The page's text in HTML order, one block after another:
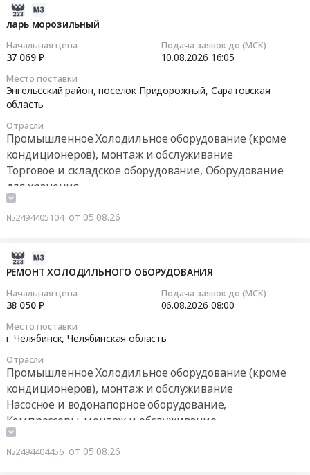
70КМ-
ларь морозильный
Начальная цена
37 069 ₽
Подача заявок до (МСК)
10.08.2026 16:05
Место поставки
Энгельсский район, поселок Придорожный, Саратовская
область
Отрасли
Промышленное Холодильное оборудование (кроме
кондиционеров), монтаж и обслуживание
Торговое и складское оборудование, Оборудование
для хранения
№2494405104 от 05.08.26
РЕМОНТ ХОЛОДИЛЬНОГО ОБОРУДОВАНИЯ
Начальная цена
38 050 ₽
Подача заявок до (МСК)
06.08.2026 08:00
Место поставки
г. Челябинск,Челябинская область
Отрасли
Промышленное Холодильное оборудование (кроме
кондиционеров), монтаж и обслуживание
Насосное и водонапорное оборудование,
Компрессоры, монтаж и обслуживание
Очистное и Фильтрующее оборудование и
материалы, монтаж и обслуживание
№2494404456 от 05.08.26